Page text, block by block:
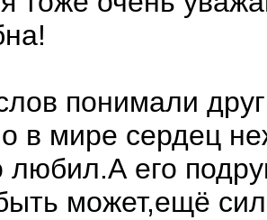
понимали
в мире сердец
его
может,ещё